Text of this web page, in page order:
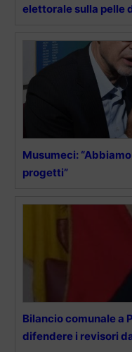
elettorale sulla pelle
Musumeci:
progetti”
Bilancio comunale a
difendere i revisori